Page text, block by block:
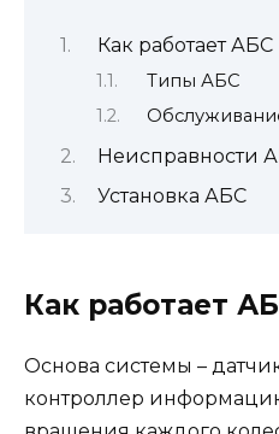
Как работает АБС
Типы АБС
Неисправности
Установка АБС
Как работает
Основа системы –
контроллер